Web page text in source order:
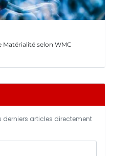
Matérialité selon WMC
derniers articles directement